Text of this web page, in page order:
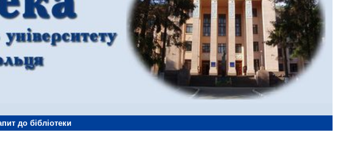
до бібліотеки